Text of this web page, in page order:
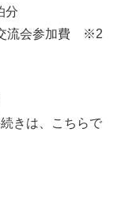
分
交流会参加費 ※2
きは、こちらで